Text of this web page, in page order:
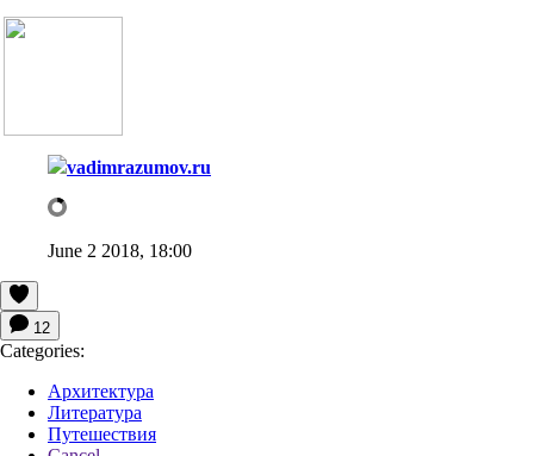
vadimrazumov.ru
June 2 2018, 18:00
12
Categories:
Архитектура
Литература
Путешествия